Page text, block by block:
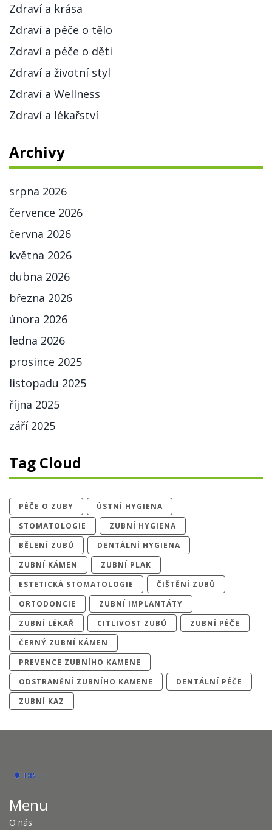
Zdraví a krása
Zdraví a péče o tělo
Zdraví a péče o děti
Zdraví a životní styl
Zdraví a Wellness
Zdraví a lékařství
Archivy
srpna 2026
července 2026
června 2026
května 2026
dubna 2026
března 2026
února 2026
ledna 2026
prosince 2025
listopadu 2025
října 2025
září 2025
Tag Cloud
PÉČE O ZUBY
ÚSTNÍ HYGIENA
STOMATOLOGIE
ZUBNÍ HYGIENA
BĚLENÍ ZUBŮ
DENTÁLNÍ HYGIENA
ZUBNÍ KÁMEN
ZUBNÍ PLAK
ESTETICKÁ STOMATOLOGIE
ČIŠTĚNÍ ZUBŮ
ORTODONCIE
ZUBNÍ IMPLANTÁTY
ZUBNÍ LÉKAŘ
CITLIVOST ZUBŮ
ZUBNÍ PÉČE
ČERNÝ ZUBNÍ KÁMEN
PREVENCE ZUBNÍHO KAMENE
ODSTRANĚNÍ ZUBNÍHO KAMENE
DENTÁLNÍ PÉČE
ZUBNÍ KAZ
Menu
O nás